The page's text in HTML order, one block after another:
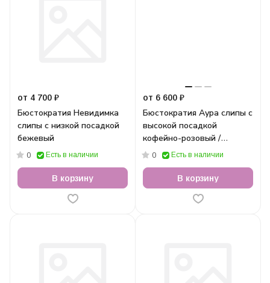
от 4 700 ₽
Бюстократия Невидимка
слипы с низкой посадкой
бежевый
0 Есть в наличии
В корзину
от 6 600 ₽
Бюстократия Аура слипы с
высокой посадкой
кофейно-розовый /
Coffee/Pink
0 Есть в наличии
В корзину